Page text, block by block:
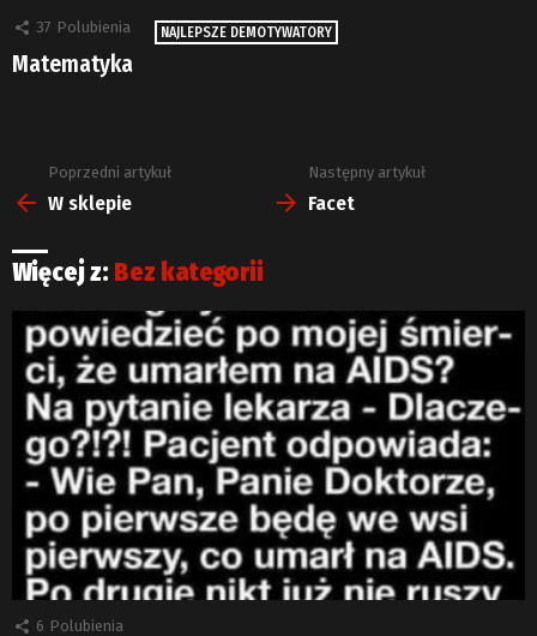
37 Polubienia NAJLEPSZE DEMOTYWATORY
Matematyka
Zobacz
więcej
Poprzedni artykuł
W sklepie
Następny artykuł
Facet
Więcej z: Bez kategorii
6 Polubienia